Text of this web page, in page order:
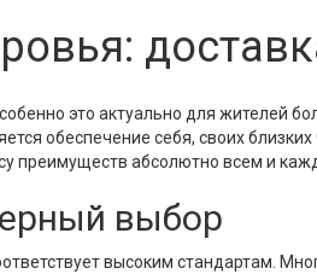
это актуально для жителей
обеспечение себя, своих
преимуществ абсолютно всем и
выбор
высоким стандартам.